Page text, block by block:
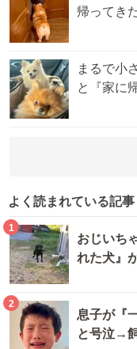
帰ってき
まるで小
と『家に
よく読まれている記事
1
おじいち
れた犬』
2
息子が『
と号泣→